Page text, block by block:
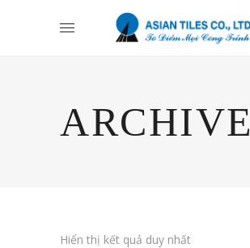
ARCHIVE
Hiển thị kết quả duy nhất